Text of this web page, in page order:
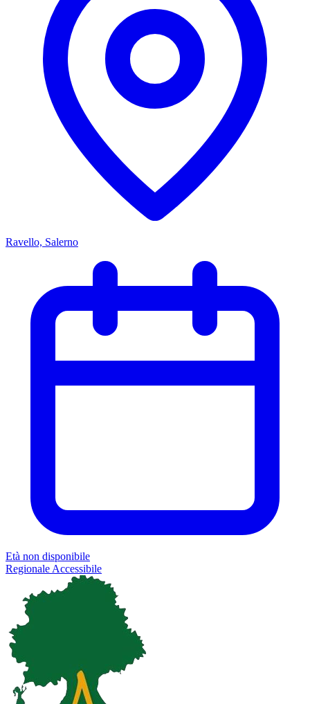
Ravello, Salerno
Età non disponibile
Regionale Accessibile